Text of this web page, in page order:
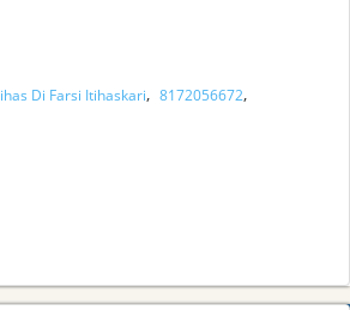
Di Farsi Itihaskari, 8172056672,